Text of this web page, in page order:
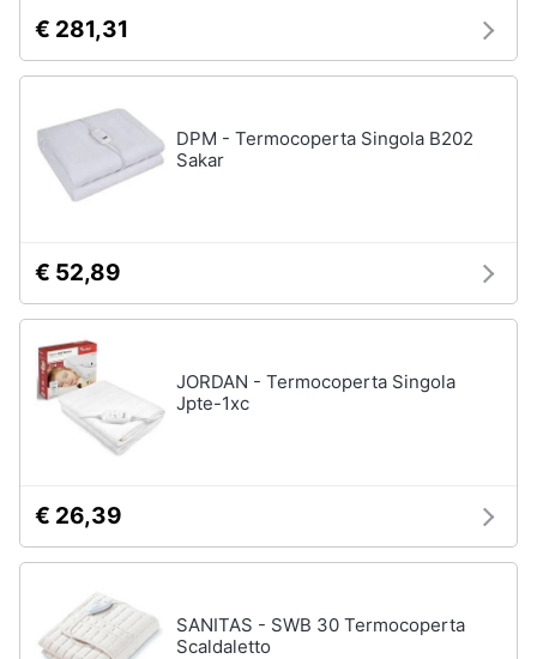
€ 281,31
DPM - Termocoperta Singola B202
Sakar
€ 52,89
JORDAN - Termocoperta Singola
Jpte-1xc
€ 26,39
SANITAS - SWB 30 Termocoperta
Scaldaletto